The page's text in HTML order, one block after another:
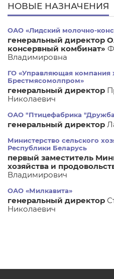
НОВЫЕ НАЗНАЧЕНИЯ
ОАО «Лидский молочно-
генеральный директор
консервный комбинат»
Владимировна
ГО «Управляющая компания
Брестмясомолпром»
генеральный директор
Николаевич
ОАО "Птицефабрика
генеральный директор
Министерство сельского
Республики Беларусь
первый заместитель
хозяйства и
Владимирович
ОАО «Милкавита»
генеральный директор
Николаевич